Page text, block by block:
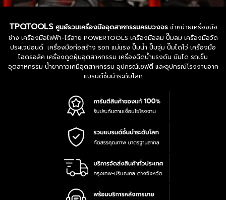
TPQTOOLS ศูนย์รวมเครื่องมืออุตสาหกรรมครบวงจรจำหน่ายเครื่องมือ
ช่าง เครื่องมือไฟฟ้า-ไร้สาย POWERTOOLS เครื่องมือลม ปั๊มลม เครื่องมือวัด
ประแจปอนด์ เครื่องมือก่อสร้าง รอก แม่แรง ปั๊มน้ำ ปั๊มจุ่ม ปั๊มไดโว่ เครื่องมือ
ไฮดรอลิค เครื่องดูดฝุ่นอุตสาหกรรม เครื่องฉีดน้ำแรงดัน บันได รถเข็น
อุตสาหกรรม น้ำยากาวเคมีอุตสาหกรรม อุปกรณ์เซฟตี้ และอุปกรณ์โรงงานจาก
แบรนด์ชั้นนำระดับโลก